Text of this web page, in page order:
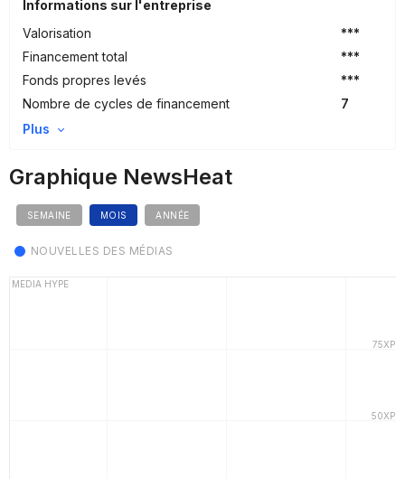
Informations sur l'entreprise
Valorisation
***
Financement total
***
Fonds propres levés
***
Nombre de cycles de financement
7
Plus
Graphique NewsHeat
SEMAINE MOIS ANNÉE
NOUVELLES DES MÉDIAS